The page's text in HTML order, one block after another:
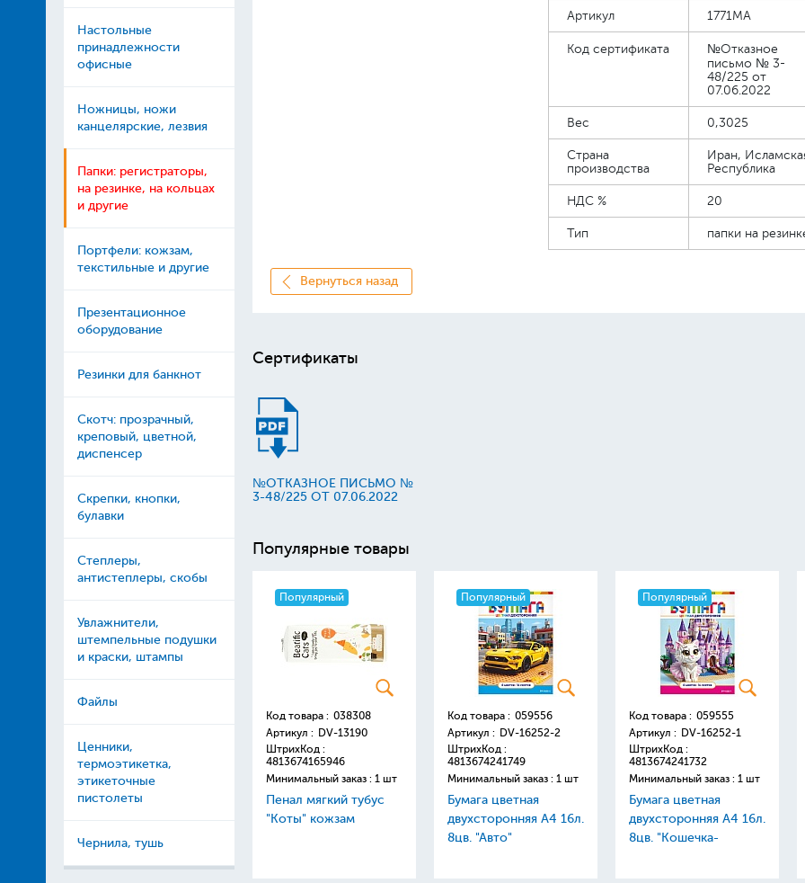
Настольные
принадлежности
офисные
Ножницы, ножи
канцелярские, лезвия
Папки: регистраторы,
на резинке, на кольцах
и другие
Портфели: кожзам,
текстильные и другие
Презентационное
оборудование
Резинки для банкнот
Скотч: прозрачный,
креповый, цветной,
диспенсер
Скрепки, кнопки,
булавки
Степлеры,
антистеплеры, скобы
Увлажнители,
штемпельные подушки
и краски, штампы
Файлы
Ценники,
термоэтикетка,
этикеточные
пистолеты
Чернила, тушь
Артикул 1771MA
Код сертификата
№Отказное
письмо № 3-
48/225 от
07.06.2022
Вес 0,3025
Страна
производства
Иран,
Республика
НДС % 20
Тип папки на
Вернуться назад
Сертификаты
№ОТКАЗНОЕ ПИСЬМО №
3-48/225 ОТ 07.06.2022
Популярные товары
Популярный
Код товара : 038308
Артикул : DV-13190
ШтрихКод :
4813674165946
Минимальный заказ : 1 шт
Пенал мягкий тубус
"Коты" кожзам
Популярный
Код товара : 059556
Артикул : DV-16252-2
ШтрихКод :
4813674241749
Минимальный заказ : 1 шт
Бумага цветная
двухсторонняя А4 16л.
8цв. "Авто"
Популярный
Код товара : 059555
Артикул : DV-16252-1
ШтрихКод :
4813674241732
Минимальный заказ : 1 шт
Бумага цветная
двухсторонняя А4 16л.
8цв. "Кошечка-